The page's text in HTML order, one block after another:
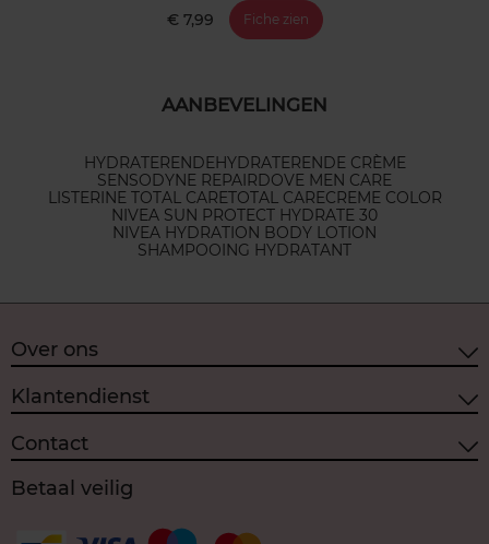
€ 7,99 Fiche zien
AANBEVELINGEN
HYDRATERENDEHYDRATERENDE CRÈME
SENSODYNE REPAIRDOVE MEN CARE
LISTERINE TOTAL CARETOTAL CARECREME COLOR
NIVEA SUN PROTECT HYDRATE 30
NIVEA HYDRATION BODY LOTION
SHAMPOOING HYDRATANT
Over ons
Klantendienst
Contact
Betaal veilig